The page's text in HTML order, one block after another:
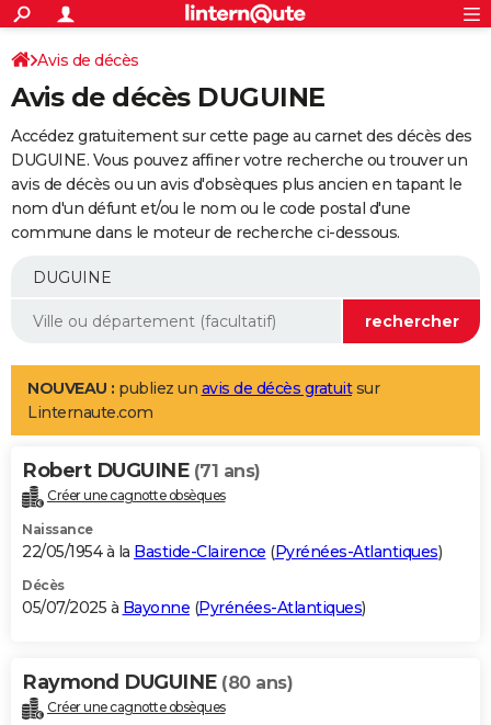
ACTUALITÉS
Politique
Société
Faits Divers
Education
Monde
Villes
+
SPORT
Coupe du monde 2026
Football
Tennis
Cyclisme
Rugby
Forum
Programme TV
TNT
Streaming
Cinéma
Sorties cinéma
Musique
+
FINANCE
Retraite
Epargne
Immobilier
Risques naturels par ville
Banque
Assurance
AUTO
Essais
Réserver un essai
Citadines
Berlines
SUV
Forum auto
+
Mobiles
Meilleur smartphone
Internet
Ordinateurs
Jeux vidéo
Guide high-tech
Aménagement intérieur
LIFESTYLE
Art de vivre
Bien-être
Loisirs
Mode
Modes de vie
Alimentation
Guide de la santé
Maladies
Médicaments
Sommeil
VOYAGE
Destinations
City break
Voyage nature
Voyage de noces
Forum
Climat
+PHOTO
GUIDES D'ACHAT
BONS PLANS
Carte de Noël
Carte Bonne année
Carte Saint-Valentin
Carte Pâques
Carte d'anniversaire
DICTIONNAIRE
Avis de décès
Avis de décès DUGUINE
Accédez gratuitement sur cette page au carnet des décès des
DUGUINE. Vous pouvez affiner votre recherche ou trouver un
avis de décès ou un avis d'obsèques plus ancien en tapant le
nom d'un défunt et/ou le nom ou le code postal d'une
commune dans le moteur de recherche ci-dessous.
NOUVEAU : publiez un avis de décès gratuitsur
Linternaute.com
Robert DUGUINE (71 ans)
Créer une cagnotte obsèques
Naissance
22/05/1954 à la Bastide-Clairence (Pyrénées-Atlantiques)
Décès
05/07/2025 à Bayonne (Pyrénées-Atlantiques)
Raymond DUGUINE (80 ans)
Créer une cagnotte obsèques